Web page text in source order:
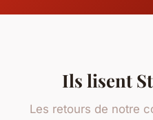
Ils lisent
Les retours de notre